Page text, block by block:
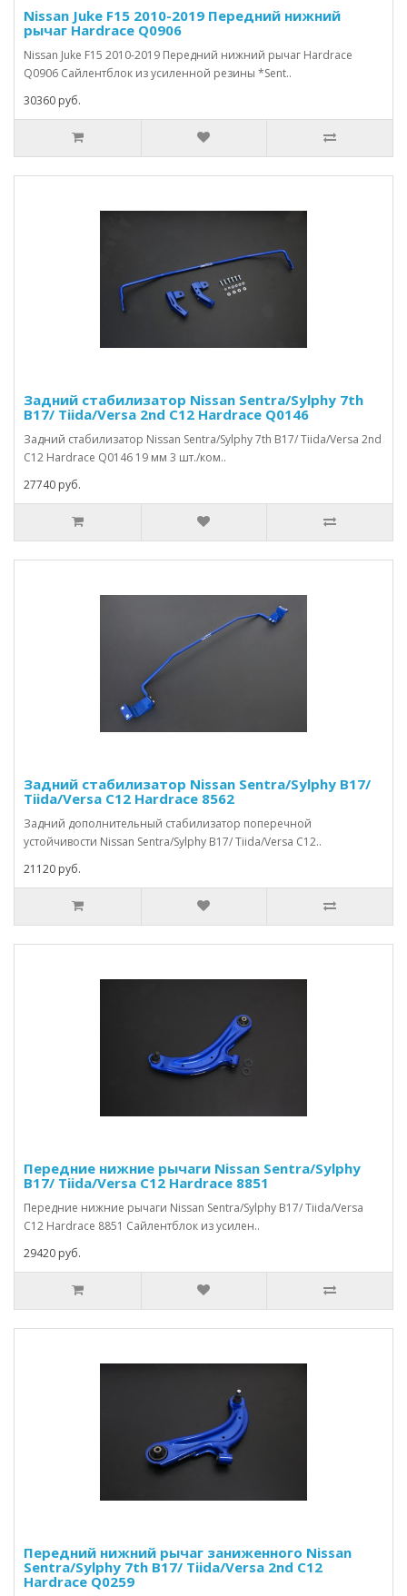
Nissan Juke F15 2010-2019 Передний нижний
рычаг Hardrace Q0906
Nissan Juke F15 2010-2019 Передний нижний рычаг Hardrace
Q0906 Сайлентблок из усиленной резины *Sent..
30360 руб.
Задний стабилизатор Nissan Sentra/Sylphy 7th
B17/ Tiida/Versa 2nd C12 Hardrace Q0146
Задний стабилизатор Nissan Sentra/Sylphy 7th B17/ Tiida/Versa 2nd
C12 Hardrace Q0146 19 мм 3 шт./ком..
27740 руб.
Задний стабилизатор Nissan Sentra/Sylphy B17/
Tiida/Versa C12 Hardrace 8562
Задний дополнительный стабилизатор поперечной
устойчивости Nissan Sentra/Sylphy B17/ Tiida/Versa C12..
21120 руб.
Передние нижние рычаги Nissan Sentra/Sylphy
B17/ Tiida/Versa C12 Hardrace 8851
Передние нижние рычаги Nissan Sentra/Sylphy B17/ Tiida/Versa
C12 Hardrace 8851 Сайлентблок из усилен..
29420 руб.
Передний нижний рычаг заниженного Nissan
Sentra/Sylphy 7th B17/ Tiida/Versa 2nd C12
Hardrace Q0259